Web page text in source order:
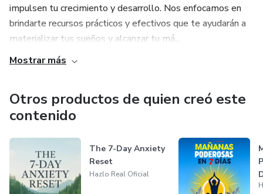
impulsen tu crecimiento y desarrollo. Nos enfocamos en
brindarte recursos prácticos y efectivos que te ayudarán a
materializar tus sueños y alcanzar tu má...
Mostrar más
Otros productos de quien creó este
contenido
The 7-Day Anxiety
Reset
Hazlo Real Oficial